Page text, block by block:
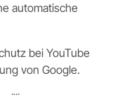
automatische
bei YouTube
von Google.